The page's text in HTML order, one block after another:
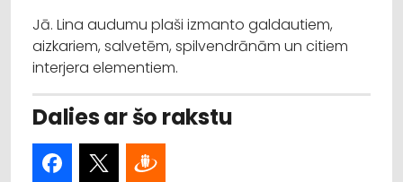
Jā. Lina audumu plaši izmanto galdautiem,
aizkariem, salvetēm, spilvendrānām un citiem
interjera elementiem.
Dalies ar šo rakstu